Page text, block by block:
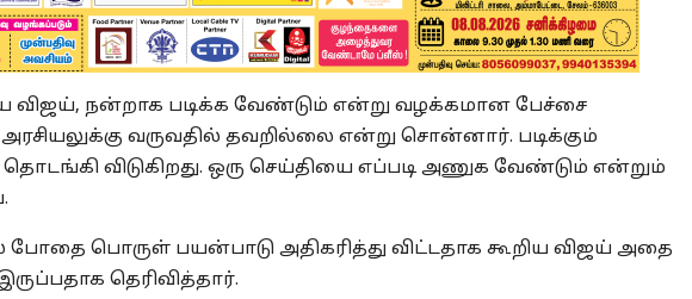
விஜய், நன்றாக படிக்க வேண்டும் என்று வழக்கமான பேச்சை
வருவதில் தவறில்லை என்று சொன்னார். படிக்கும்
விடுகிறது. ஒரு செய்தியை எப்படி அணுக வேண்டும் என்றும்
போதை பொருள் பயன்பாடு அதிகரித்து விட்டதாக கூறிய விஜய் அதை
தெரிவித்தார்.